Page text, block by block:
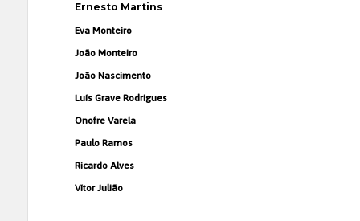
Ernesto Martins
Eva Monteiro
João Monteiro
João Nascimento
Luís Grave Rodrigues
Onofre Varela
Paulo Ramos
Ricardo Alves
Vítor Julião